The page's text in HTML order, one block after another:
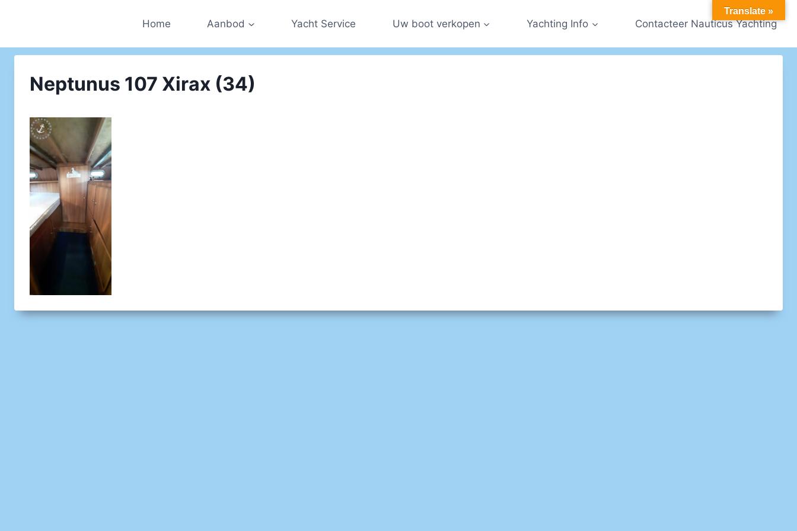
Home Aanbod Yacht Service Uw boot verkopen Yachting Info Contacteer Nauticus Yachting
Neptunus 107 Xirax (34)
Translate »